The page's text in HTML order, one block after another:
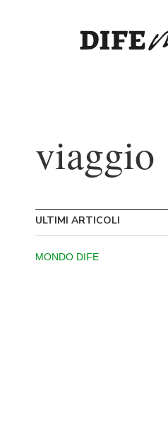
viaggio
ULTIMI ARTICOLI
MONDO DIFE